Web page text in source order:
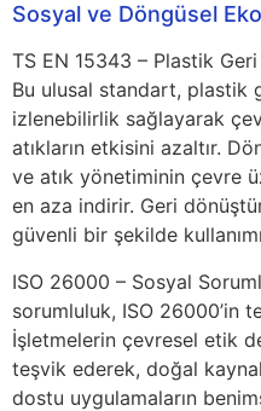
Sosyal ve Döngüsel
TS EN 15343 – Plastik
Bu ulusal standart, plastik
izlenebilirlik sağlayarak
atıkların etkisini azaltır.
ve atık yönetiminin çevre
en aza indirir. Geri
güvenli bir şekilde
ISO 26000 – Sosyal
sorumluluk, ISO 26000’in
İşletmelerin çevresel etik
teşvik ederek, doğal
dostu uygulamaların